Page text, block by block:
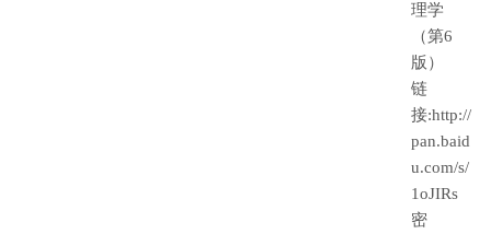
理学
（第6
版）
链
接:http://
pan.baid
u.com/s/
1oJIRs
密